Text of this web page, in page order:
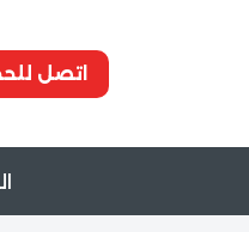
اتصل للحجز